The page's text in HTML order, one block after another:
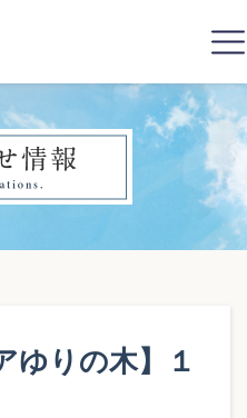
ゆりの木】１